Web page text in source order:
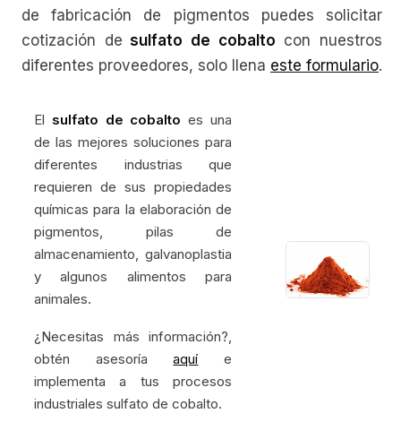
de fabricación de pigmentos puedes solicitar
cotización de sulfato de cobalto con nuestros
diferentes proveedores, solo llena este formulario.
El sulfato de cobalto es una
de las mejores soluciones para
diferentes industrias que
requieren de sus propiedades
químicas para la elaboración de
pigmentos, pilas de
almacenamiento, galvanoplastia
y algunos alimentos para
animales.
¿Necesitas más información?,
obtén asesoríaaquí e
implementa a tus procesos
industriales sulfato de cobalto.